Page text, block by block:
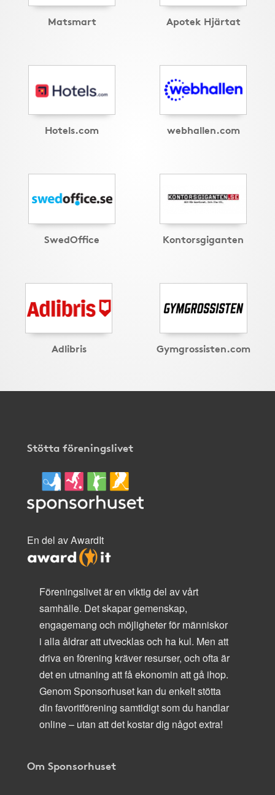
Matsmart Apotek Hjärtat
Hotels.com webhallen.com
SwedOffice Kontorsgiganten
Adlibris Gymgrossisten.com
Stötta föreningslivet
En del av AwardIt
Föreningslivet är en viktig del av vårt
samhälle. Det skapar gemenskap,
engagemang och möjligheter för människor
i alla åldrar att utvecklas och ha kul. Men att
driva en förening kräver resurser, och ofta är
det en utmaning att få ekonomin att gå ihop.
Genom Sponsorhuset kan du enkelt stötta
din favoritförening samtidigt som du handlar
online – utan att det kostar dig något extra!
Om Sponsorhuset